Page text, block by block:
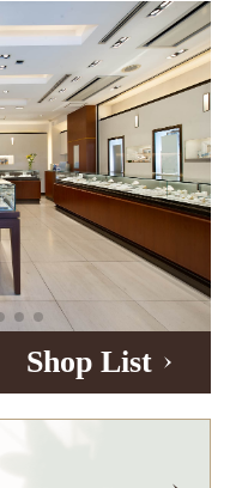
Shop List